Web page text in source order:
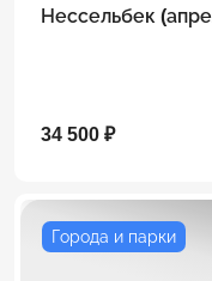
Нессельбек
34 500 ₽
Города и парки